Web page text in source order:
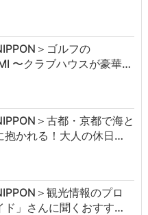
＞ゴルフの
〜クラブハウスが豪華…
＞古都・京都で海と
抱かれる！大人の休日…
＞観光情報のプロ
ド」さんに聞くおすす…